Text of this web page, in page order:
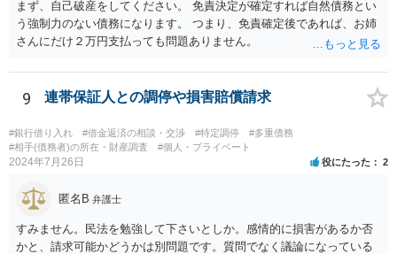
まず、自己破産をしてください。 免責決定が確定すれば自然債務とい
う強制力のない債務になります。 つまり、免責確定後であれば、お姉
さんにだけ２万円支払っても問題ありません。
9 連帯保証人との調停や損害賠償請求
#銀行借り入れ #借金返済の相談・交渉 #特定調停
#多重債務
#相手(債務者)の所在・財産調査
#個人・プライベート
2024年7月26日 役にたった 2
匿名B 弁護士
すみません。民法を勉強して下さいとしか。感情的に損害があるか否
かと、請求可能かどうかは別問題です。質問でなく議論になっている